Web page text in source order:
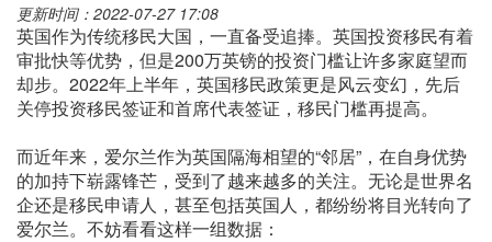
更新时间：2022-07-27 17:08
英国作为传统移民大国，一直备受追捧。英国投资移民有着
审批快等优势，但是200万英镑的投资门槛让许多家庭望而
却步。2022年上半年，英国移民政策更是风云变幻，先后
关停投资移民签证和首席代表签证，移民门槛再提高。
而近年来，爱尔兰作为英国隔海相望的“邻居”，在自身优势
的加持下崭露锋芒，受到了越来越多的关注。无论是世界名
企还是移民申请人，甚至包括英国人，都纷纷将目光转向了
爱尔兰。不妨看看这样一组数据：